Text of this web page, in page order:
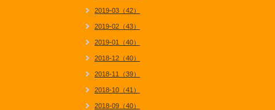
2019-03（42）
2019-02（43）
2019-01（40）
2018-12（40）
2018-11（39）
2018-10（41）
2018-09（40）